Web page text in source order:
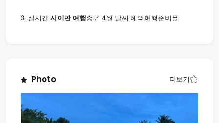
3. 실시간 사이판 여행중 .ᐟ 4월 날씨 해외여행준비물
Photo 더보기